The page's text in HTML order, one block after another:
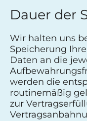
Dauer der
Wir halten uns
Speicherung
Daten an die
werden die
routinemäßig
zur